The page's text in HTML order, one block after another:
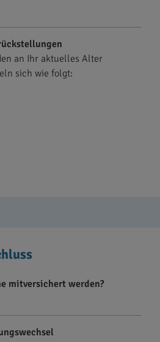
an Ihr aktuelles Alter
sich wie folgt:
mitversichert werden?